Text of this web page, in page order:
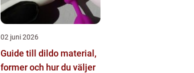
02 juni 2026
Guide till dildo material,
former och hur du väljer